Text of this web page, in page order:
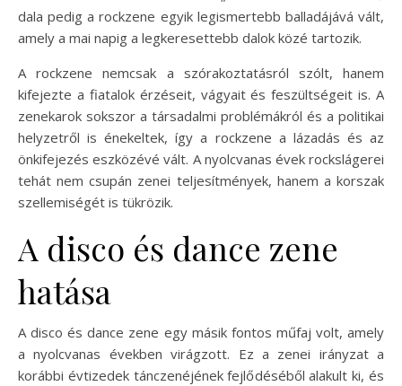
dala pedig a rockzene egyik legismertebb balladájává vált,
amely a mai napig a legkeresettebb dalok közé tartozik.
A rockzene nemcsak a szórakoztatásról szólt, hanem
kifejezte a fiatalok érzéseit, vágyait és feszültségeit is. A
zenekarok sokszor a társadalmi problémákról és a politikai
helyzetről is énekeltek, így a rockzene a lázadás és az
önkifejezés eszközévé vált. A nyolcvanas évek rockslágerei
tehát nem csupán zenei teljesítmények, hanem a korszak
szellemiségét is tükrözik.
A disco és dance zene
hatása
A disco és dance zene egy másik fontos műfaj volt, amely
a nyolcvanas években virágzott. Ez a zenei irányzat a
korábbi évtizedek tánczenéjének fejlődéséből alakult ki, és